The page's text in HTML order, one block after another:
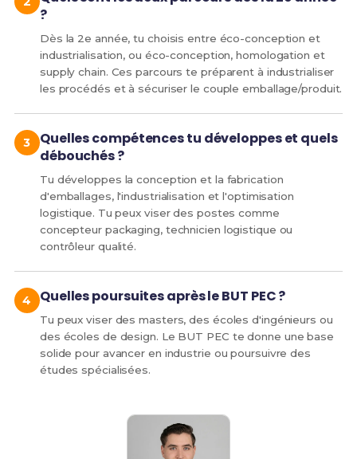
?
Dès la 2e année, tu choisis entre éco-conception et
industrialisation, ou éco-conception, homologation et
supply chain. Ces parcours te préparent à industrialiser
les procédés et à sécuriser le couple emballage/produit.
Quelles compétences tu développes et quels
débouchés ?
Tu développes la conception et la fabrication
d'emballages, l'industrialisation et l'optimisation
logistique. Tu peux viser des postes comme
concepteur packaging, technicien logistique ou
contrôleur qualité.
Quelles poursuites après le BUT PEC ?
Tu peux viser des masters, des écoles d'ingénieurs ou
des écoles de design. Le BUT PEC te donne une base
solide pour avancer en industrie ou poursuivre des
études spécialisées.